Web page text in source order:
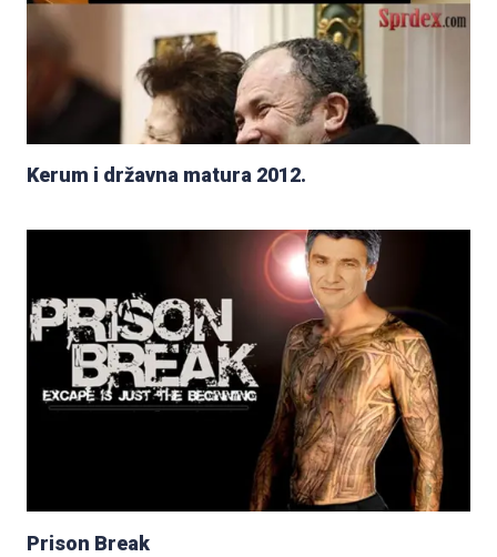
Kerum i državna matura 2012.
Prison Break